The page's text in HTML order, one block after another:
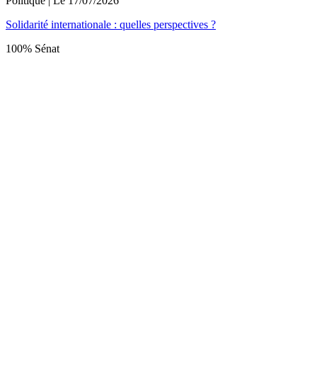
Solidarité internationale : quelles perspectives ?
100% Sénat